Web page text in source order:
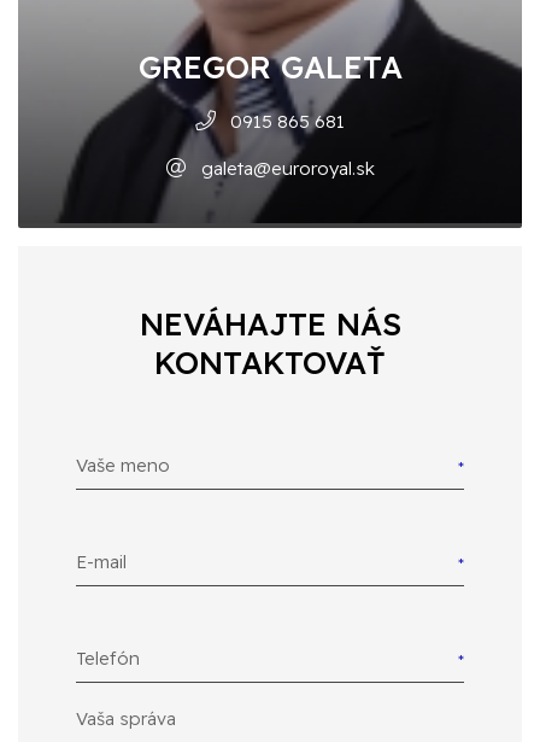
GREGOR GALETA
0915 865 681
galeta@euroroyal.sk
NEVÁHAJTE NÁS
KONTAKTOVAŤ
Vaše meno
E-mail
Telefón